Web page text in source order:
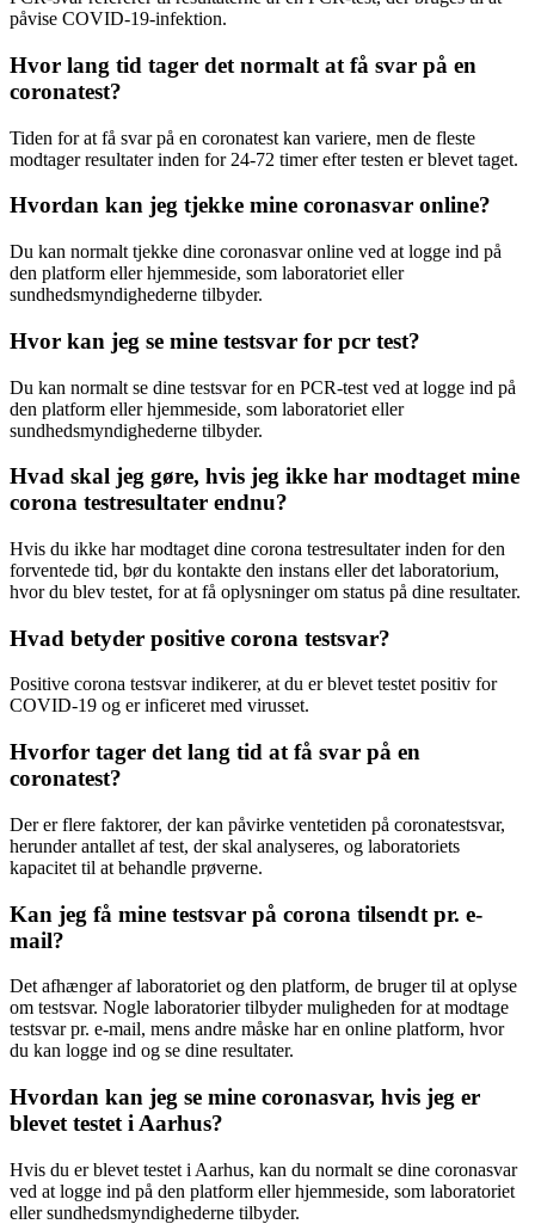
påvise COVID-19-infektion.
Hvor lang tid tager det normalt at få svar på en
coronatest?
Tiden for at få svar på en coronatest kan variere, men de fleste
modtager resultater inden for 24-72 timer efter testen er blevet taget.
Hvordan kan jeg tjekke mine coronasvar online?
Du kan normalt tjekke dine coronasvar online ved at logge ind på
den platform eller hjemmeside, som laboratoriet eller
sundhedsmyndighederne tilbyder.
Hvor kan jeg se mine testsvar for pcr test?
Du kan normalt se dine testsvar for en PCR-test ved at logge ind på
den platform eller hjemmeside, som laboratoriet eller
sundhedsmyndighederne tilbyder.
Hvad skal jeg gøre, hvis jeg ikke har modtaget mine
corona testresultater endnu?
Hvis du ikke har modtaget dine corona testresultater inden for den
forventede tid, bør du kontakte den instans eller det laboratorium,
hvor du blev testet, for at få oplysninger om status på dine resultater.
Hvad betyder positive corona testsvar?
Positive corona testsvar indikerer, at du er blevet testet positiv for
COVID-19 og er inficeret med virusset.
Hvorfor tager det lang tid at få svar på en
coronatest?
Der er flere faktorer, der kan påvirke ventetiden på coronatestsvar,
herunder antallet af test, der skal analyseres, og laboratoriets
kapacitet til at behandle prøverne.
Kan jeg få mine testsvar på corona tilsendt pr. e-
mail?
Det afhænger af laboratoriet og den platform, de bruger til at oplyse
om testsvar. Nogle laboratorier tilbyder muligheden for at modtage
testsvar pr. e-mail, mens andre måske har en online platform, hvor
du kan logge ind og se dine resultater.
Hvordan kan jeg se mine coronasvar, hvis jeg er
blevet testet i Aarhus?
Hvis du er blevet testet i Aarhus, kan du normalt se dine coronasvar
ved at logge ind på den platform eller hjemmeside, som laboratoriet
eller sundhedsmyndighederne tilbyder.